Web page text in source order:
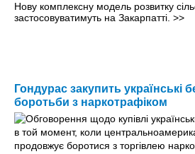
Нову комплексну модель розвитку
застосовуватимуть на Закарпатті. >>
Гондурас закупить українські
боротьби з наркотрафіком